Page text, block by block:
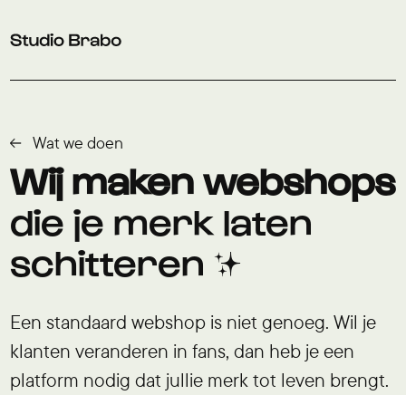
Wat we doen
Wij maken webshops
die je merk laten
schitteren ✨
Een standaard webshop is niet genoeg. Wil je
klanten veranderen in fans, dan heb je een
platform nodig dat jullie merk tot leven brengt.